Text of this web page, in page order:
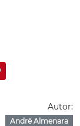
Autor:
André Almenara